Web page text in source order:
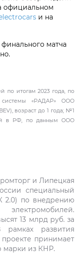
официальном
и на
матча
по итогам 2023 года, по
системы «РАДАР» ООО
возраст до 1 года; №1
в РФ, по данным ООО
и Липецкая
специальный
2.0) по внедрению
13 млрд руб. за
рамках развития
принимает
марки из КНР.